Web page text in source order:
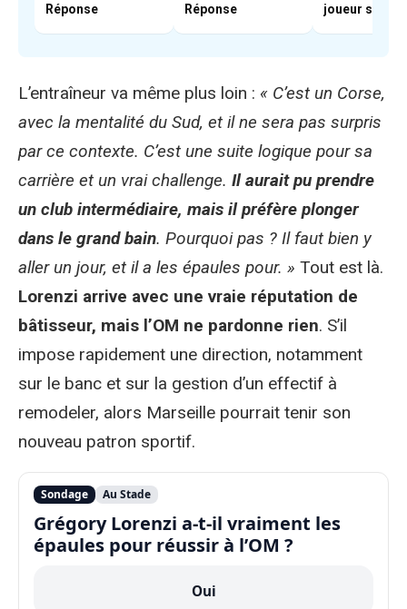
Réponse
Réponse
joueur s’est
L’entraîneur va même plus loin : « C’est un Corse,
avec la mentalité du Sud, et il ne sera pas surpris
par ce contexte. C’est une suite logique pour sa
carrière et un vrai challenge. Il aurait pu prendre
un club intermédiaire, mais il préfère plonger
dans le grand bain. Pourquoi pas ? Il faut bien y
aller un jour, et il a les épaules pour. » Tout est là.
Lorenzi arrive avec une vraie réputation de
bâtisseur, mais l’OM ne pardonne rien. S’il
impose rapidement une direction, notamment
sur le banc et sur la gestion d’un effectif à
remodeler, alors Marseille pourrait tenir son
nouveau patron sportif.
Sondage Au Stade
Grégory Lorenzi a-t-il vraiment les
épaules pour réussir à l’OM ?
Oui